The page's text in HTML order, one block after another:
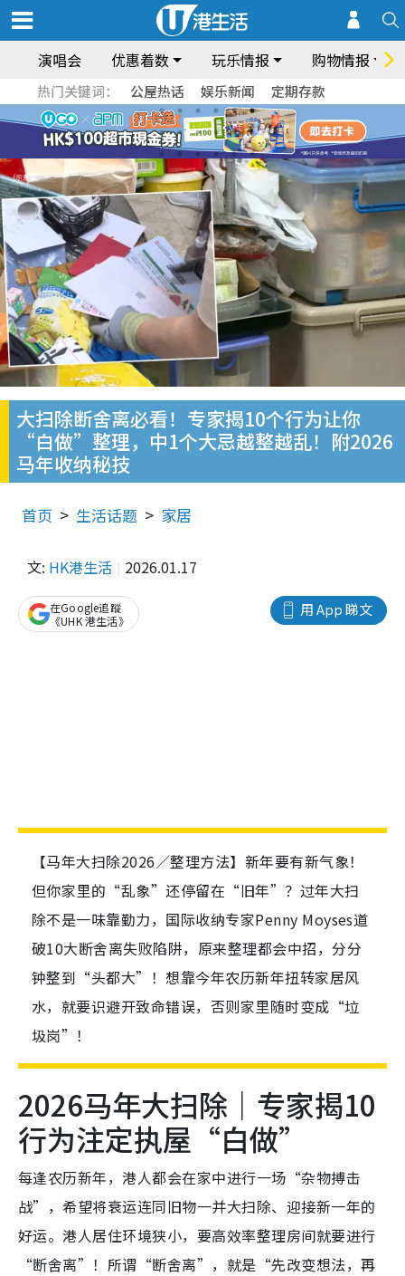
演唱会 优惠着数 玩乐情报 购物情报
热门关键词： 公屋热话 娱乐新闻 定期存款
大扫除断舍离必看！专家揭10个行为让你
“白做”整理，中1个大忌越整越乱！附2026
马年收纳秘技
首页 生活话题 家居
文: HK港生活 2026.01.17
用 App 睇文
在Google追蹤
《UHK 港生活》
【马年大扫除2026／整理方法】新年要有新气象！
但你家里的“乱象”还停留在“旧年”？过年大扫
除不是一味靠勤力，国际收纳专家Penny Moyses道
破10大断舍离失败陷阱，原来整理都会中招，分分
钟整到“头都大”！想靠今年农历新年扭转家居风
水，就要识避开致命错误，否则家里随时变成“垃
圾岗”！
2026马年大扫除｜专家揭10
行为注定执屋“白做”
每逢农历新年，港人都会在家中进行一场“杂物搏击
战”，希望将衰运连同旧物一并大扫除、迎接新一年的
好运。港人居住环境狭小，要高效率整理房间就要进行
“断舍离”！所谓“断舍离”，就是“先改变想法，再